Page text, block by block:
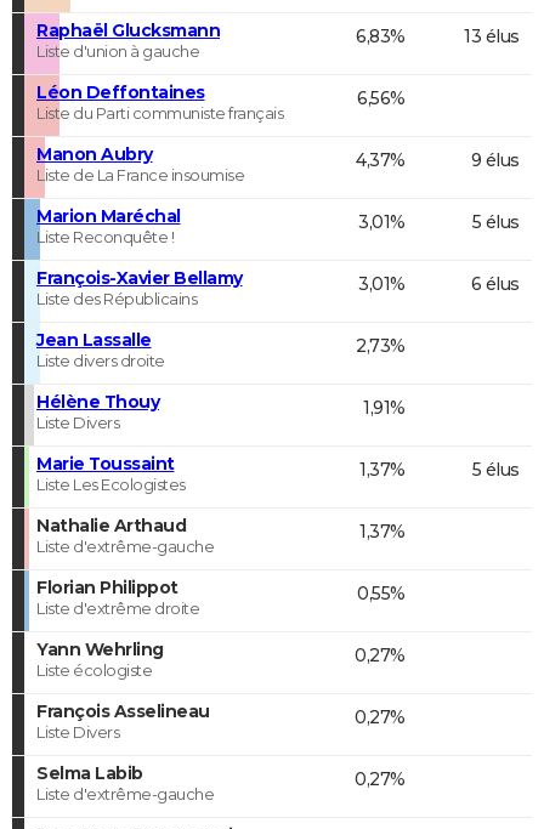
Raphaël Glucksmann
Liste d'union à gauche
6,83% 13 élus
Léon Deffontaines
Liste du Parti communiste français
6,56%
Manon Aubry
Liste de La France insoumise
4,37% 9 élus
Marion Maréchal
Liste Reconquête !
3,01% 5 élus
François-Xavier Bellamy
Liste des Républicains
3,01% 6 élus
Jean Lassalle
Liste divers droite
2,73%
Hélène Thouy
Liste Divers
1,91%
Marie Toussaint
Liste Les Ecologistes
1,37% 5 élus
Nathalie Arthaud
Liste d'extrême-gauche
1,37%
Florian Philippot
Liste d'extrême droite
0,55%
Yann Wehrling
Liste écologiste
0,27%
François Asselineau
Liste Divers
0,27%
Selma Labib
Liste d'extrême-gauche
0,27%